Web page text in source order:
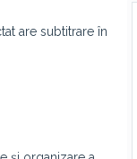
are subtitrare în